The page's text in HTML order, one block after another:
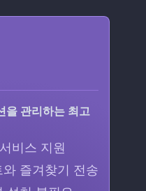
을 관리하는 최고
비스 지원
즐겨찾기 전송